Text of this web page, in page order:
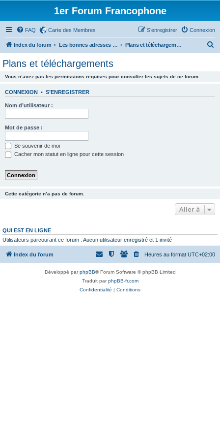
1er Forum Francophone
FAQ Carte des Membres Connexion
S’enregistrer
Index du forum Les bonnes adresses - Plans - Téléchargements - Livres etc. Plans et téléchargements
Plans et téléchargements
Vous n’avez pas les permissions requises pour consulter les sujets de ce forum.
CONNEXION • S’ENREGISTRER
Nom d’utilisateur :
Mot de passe :
Se souvenir de moi
Cacher mon statut en ligne pour cette session
Cette catégorie n’a pas de forum.
Aller à
QUI EST EN LIGNE
Utilisateurs parcourant ce forum : Aucun utilisateur enregistré et 1 invité
Index du forum Heures au format UTC+02:00
Développé parphpBB® Forum Software © phpBB Limited
Traduit parphpBB-fr.com
Confidentialité | Conditions